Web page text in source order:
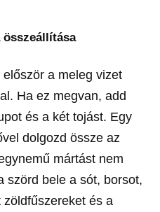
összeállítása
a meleg vizet
Ha ez megvan, add
és a két tojást. Egy
dolgozd össze az
mártást nem
szörd bele a sót, borsot,
és a